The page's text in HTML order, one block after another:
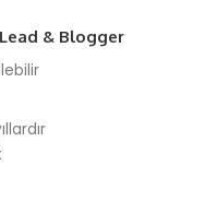
& Blogger